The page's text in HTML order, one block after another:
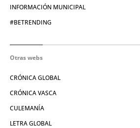
INFORMACIÓN MUNICIPAL
#BETRENDING
Otras webs
CRÓNICA GLOBAL
CRÓNICA VASCA
CULEMANÍA
LETRA GLOBAL